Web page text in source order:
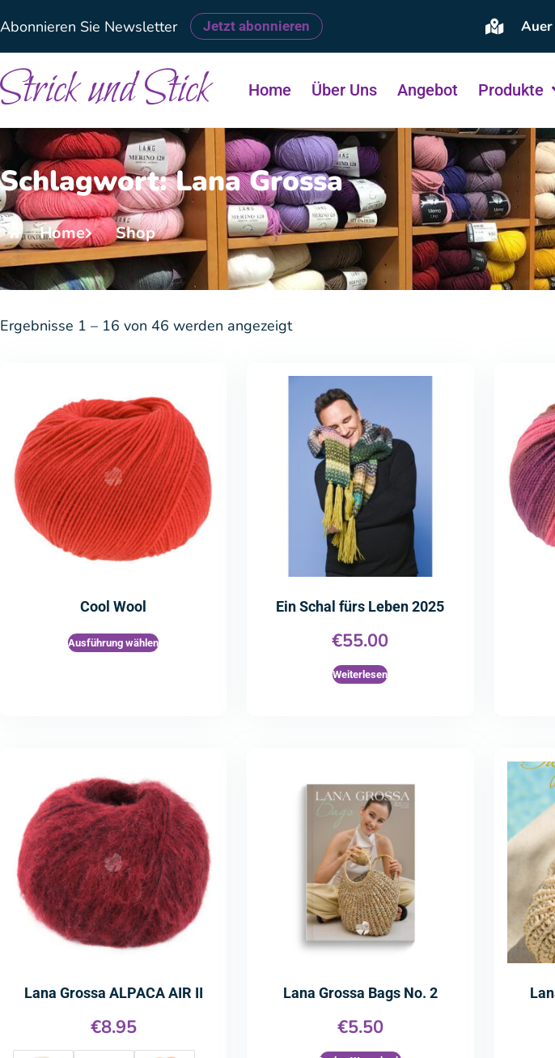
Abonnieren Sie Newsletter Jetzt abonnieren
Strick und Stick Home Über Uns Angebot Produkte
Schlagwort: Lana Grossa
Home Shop
Ergebnisse 1 – 16 von 46 werden angezeigt
Cool Wool
Ausführung wählen
Ein Schal fürs Leben 2025
€55.00
Weiterlesen
Lana Grossa ALPACA AIR II
€8.95
Lana Grossa Bags No. 2
€5.50